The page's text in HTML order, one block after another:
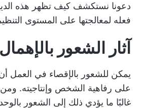
دعونا نستكشف كيف تظهر هذه
فعله لمعالجتها على المستوى
آثار الشعور بالإهمال
يمكن للشعور بالإقصاء في العمل
على رفاهية الشخص وإنتاجيته. ومن
غالبًا ما يؤدي ذلك إلى الشعور